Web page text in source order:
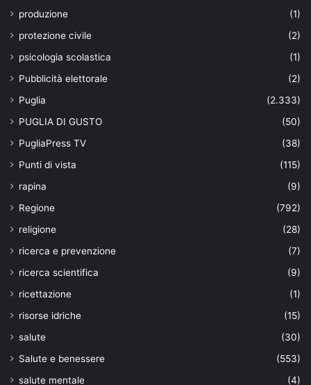
produzione
(1)
protezione civile
(2)
psicologia scolastica
(1)
Pubblicità elettorale
(2)
Puglia
(2.333)
PUGLIA DI GUSTO
(50)
PugliaPress TV
(38)
Punti di vista
(115)
rapina
(9)
Regione
(792)
religione
(28)
ricerca e prevenzione
(7)
ricerca scientifica
(9)
ricettazione
(1)
risorse idriche
(15)
salute
(30)
Salute e benessere
(553)
salute mentale
(4)